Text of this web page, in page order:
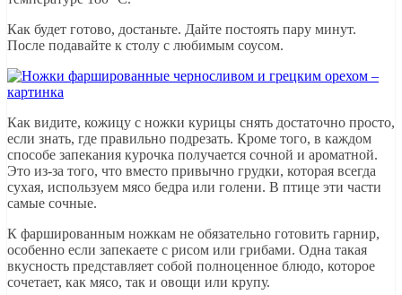
Как будет готово, достаньте. Дайте постоять пару минут.
После подавайте к столу с любимым соусом.
Как видите, кожицу с ножки курицы снять достаточно просто,
если знать, где правильно подрезать. Кроме того, в каждом
способе запекания курочка получается сочной и ароматной.
Это из-за того, что вместо привычно грудки, которая всегда
сухая, используем мясо бедра или голени. В птице эти части
самые сочные.
К фаршированным ножкам не обязательно готовить гарнир,
особенно если запекаете с рисом или грибами. Одна такая
вкусность представляет собой полноценное блюдо, которое
сочетает, как мясо, так и овощи или крупу.